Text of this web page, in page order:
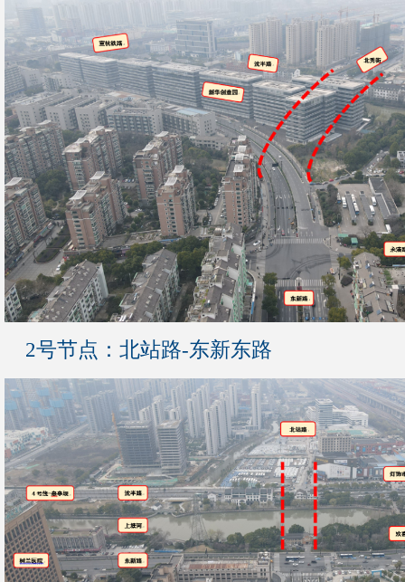
2号节点：北站路-东新东路